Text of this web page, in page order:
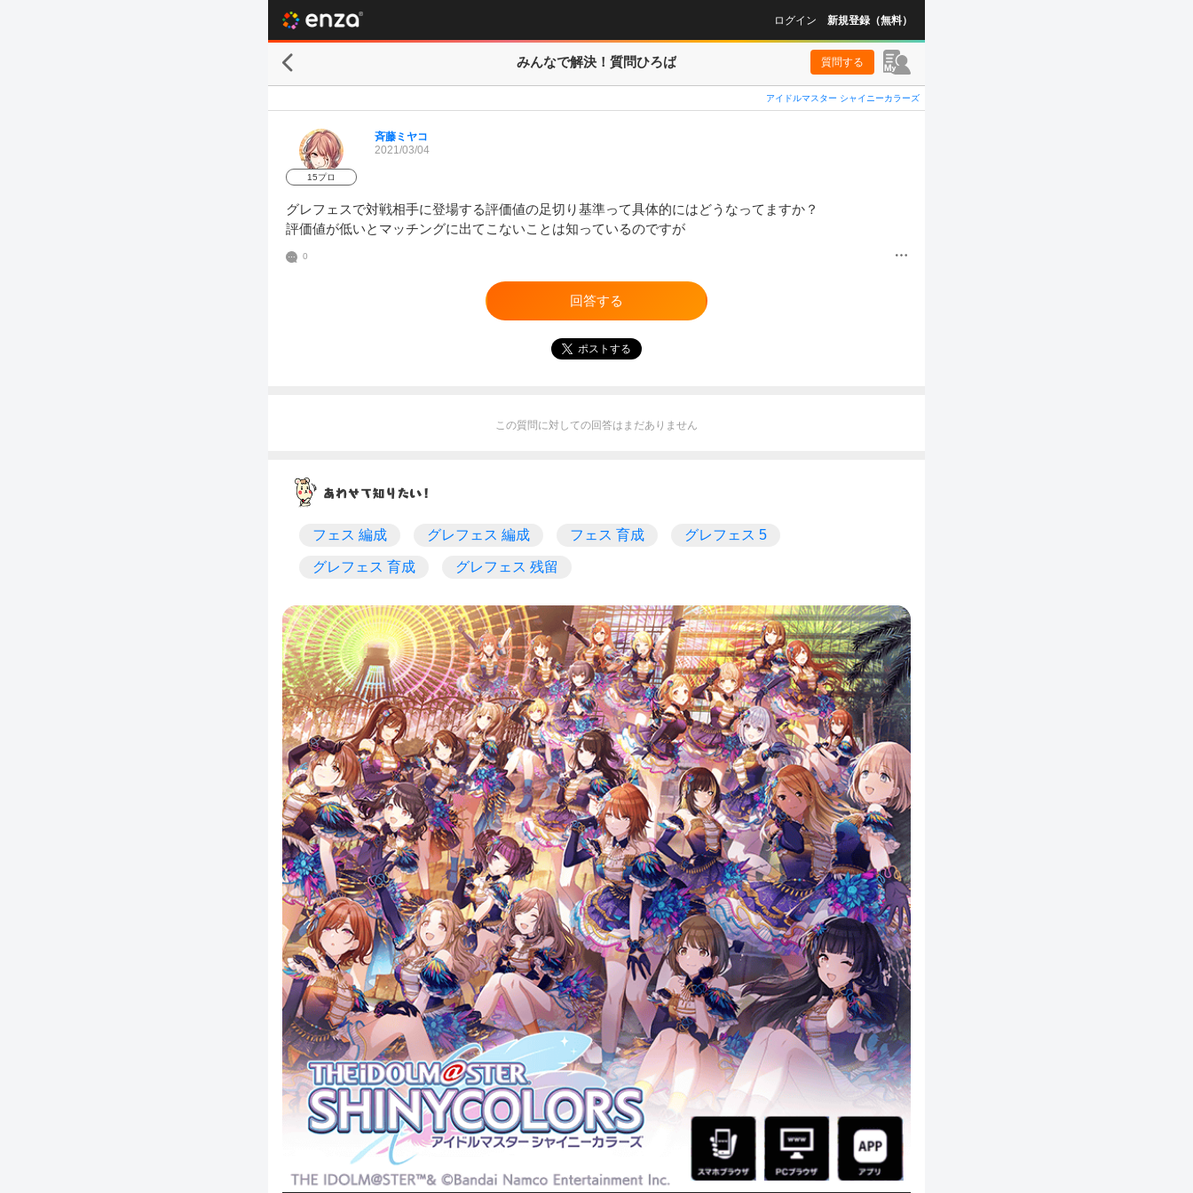
ログイン 新規登録（無料）
みんなで解決！ 質問ひろば 質問する
アイドルマスター シャイニーカラーズ
15プロ
斉藤ミヤコ
2021/03/04
グレフェスで対戦相手に登場する評価値の足切り基準って具体的にはどうなってますか？
評価値が低いとマッチングに出てこないことは知っているのですが
0
回答する
ポストする
この質問に対しての回答はまだありません
フェス 編成 グレフェス 編成 フェス 育成 グレフェス 5
グレフェス 育成 グレフェス 残留